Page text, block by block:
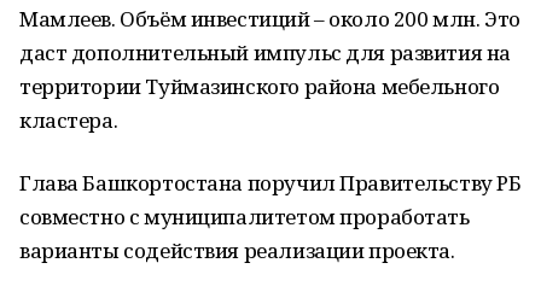
Мамлеев. Объём инвестиций – около 200 млн. Это
даст дополнительный импульс для развития на
территории Туймазинского района мебельного
кластера.
Глава Башкортостана поручил Правительству РБ
совместно с муниципалитетом проработать
варианты содействия реализации проекта.